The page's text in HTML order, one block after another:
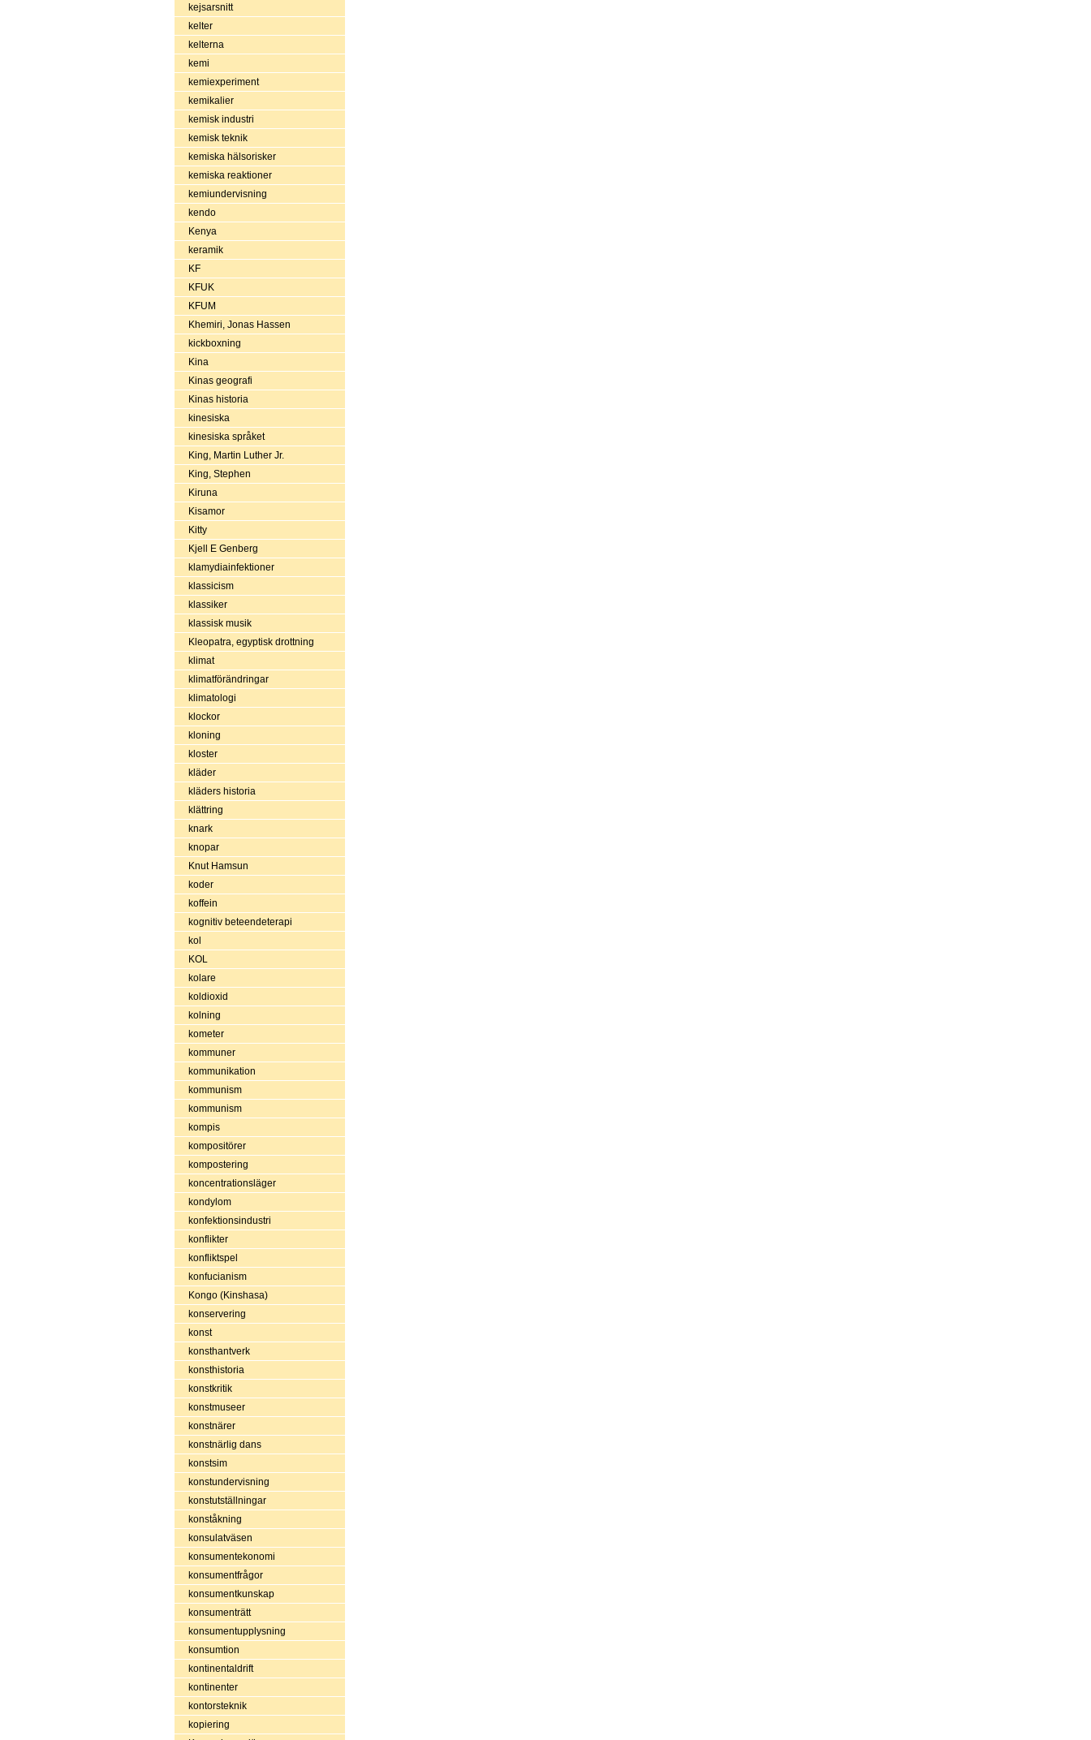
kejsarsnitt
kelter
kelterna
kemi
kemiexperiment
kemikalier
kemisk industri
kemisk teknik
kemiska hälsorisker
kemiska reaktioner
kemiundervisning
kendo
Kenya
keramik
KF
KFUK
KFUM
Khemiri, Jonas Hassen
kickboxning
Kina
Kinas geografi
Kinas historia
kinesiska
kinesiska språket
King, Martin Luther Jr.
King, Stephen
Kiruna
Kisamor
Kitty
Kjell E Genberg
klamydiainfektioner
klassicism
klassiker
klassisk musik
Kleopatra, egyptisk drottning
klimat
klimatförändringar
klimatologi
klockor
kloning
kloster
kläder
kläders historia
klättring
knark
knopar
Knut Hamsun
koder
koffein
kognitiv beteendeterapi
kol
KOL
kolare
koldioxid
kolning
kometer
kommuner
kommunikation
kommunism
kommunism
kompis
kompositörer
kompostering
koncentrationsläger
kondylom
konfektionsindustri
konflikter
konfliktspel
konfucianism
Kongo (Kinshasa)
konservering
konst
konsthantverk
konsthistoria
konstkritik
konstmuseer
konstnärer
konstnärlig dans
konstsim
konstundervisning
konstutställningar
konståkning
konsulatväsen
konsumentekonomi
konsumentfrågor
konsumentkunskap
konsumenträtt
konsumentupplysning
konsumtion
kontinentaldrift
kontinenter
kontorsteknik
kopiering